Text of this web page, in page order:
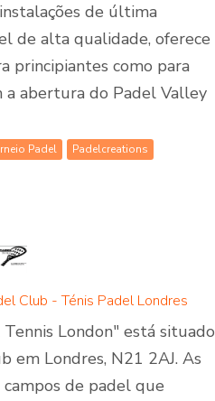
de última
de alta qualidade, oferece
principiantes como para
a abertura do Padel Valley
Padel
Padelcreations
Club - Ténis Padel Londres
London" está situado
em Londres, N21 2AJ. As
de padel que